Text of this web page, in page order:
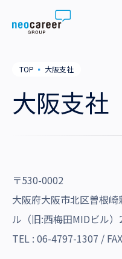
Skip to content
代表メッセージ
事業内容
業務支援
拠点一覧
サステナビリティ
採用情報
TOP ▪ 大阪支社
大阪支社
〒530-0002
大阪府大阪市北区曽根
ル（旧:西梅田MIDビル）
TEL : 06-4797-1307 /